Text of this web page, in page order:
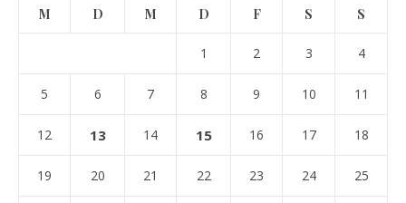
M D M D F S S
1 2 3 4
5 6 7 8 9 10 11
12 13 14 15 16 17 18
19 20 21 22 23 24 25